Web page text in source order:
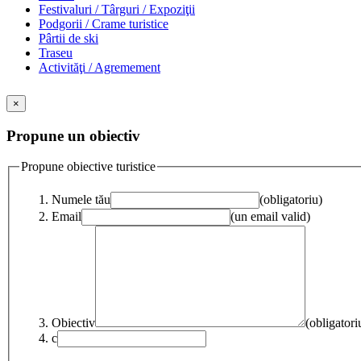
Festivaluri / Târguri / Expoziţii
Podgorii / Crame turistice
Pârtii de ski
Traseu
Activităţi / Agremement
×
Propune un obiectiv
Propune obiective turistice
Numele tău
(obligatoriu)
Email
(un email valid)
Obiectiv
c